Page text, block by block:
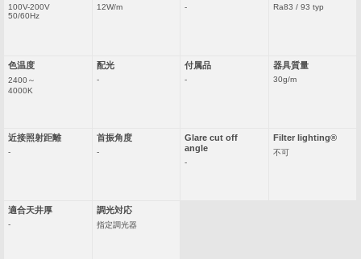
100V-200V
50/60Hz
12W/m - Ra83 / 93 typ
色温度
2400～
4000K
配光
-
付属品
-
器具質量
30g/m
近接照射距離
-
首振角度
-
Glare cut off
angle
-
Filter lighting®
不可
適合天井厚
-
調光対応
指定調光器